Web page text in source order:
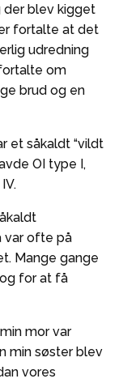
der blev kigget
fortalte at det
udredning
om
brud og en
et såkaldt “vildt
OI type I,
var ofte på
Mange gange
for at få
mor var
min søster blev
vores